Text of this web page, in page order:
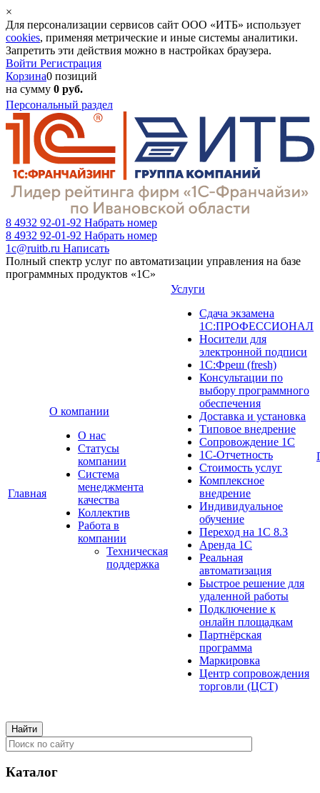
×
Для персонализации сервисов сайт ООО «ИТБ» использует
cookies, применяя метрические и иные системы аналитики.
Запретить эти действия можно в настройках браузера.
Войти Регистрация
Корзина0 позиций
на сумму 0 руб.
Персональный раздел
8 4932 92-01-92 Набрать номер
8 4932 92-01-92 Набрать номер
1c@ruitb.ru Написать
Полный спектр услуг по автоматизации управления на базе
программных продуктов «1С»
Главная
О компании
О нас
Cтатусы
компании
Система
менеджмента
качества
Коллектив
Работа в
компании
Техническая
поддержка
Услуги
Сдача экзамена
1С:ПРОФЕССИОНАЛ
Носители для
электронной подписи
1С:Фреш (fresh)
Консультации по
выбору программного
обеспечения
Доставка и установка
Типовое внедрение
Сопровождение 1С
1С-Отчетность
Стоимость услуг
Комплексное
внедрение
Индивидуальное
обучение
Переход на 1С 8.3
Аренда 1С
Реальная
автоматизация
Быстрое решение для
удаленной работы
Подключение к
онлайн площадкам
Партнёрская
программа
Маркировка
Центр сопровождения
торговли (ЦСТ)
Каталог